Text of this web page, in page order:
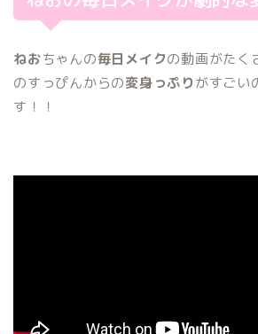
ねおちゃんの毎日メイクの動画がたく
のすっぴんからの変身っぷりがすごい
す！！